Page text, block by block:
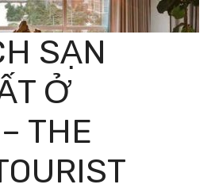
SẠN
Ở
THE